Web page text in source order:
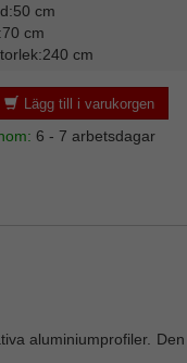
cm
cm
cm
Lägg till i varukorgen
6 - 7 arbetsdagar
aluminiumprofiler.